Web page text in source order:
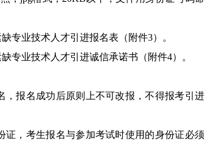
专业技术人才引进报名表（附件3）。
专业技术人才引进诚信承诺书（附件4）。
，报名成功后原则上不可改报，不得报考引进
，考生报名与参加考试时使用的身份证必须